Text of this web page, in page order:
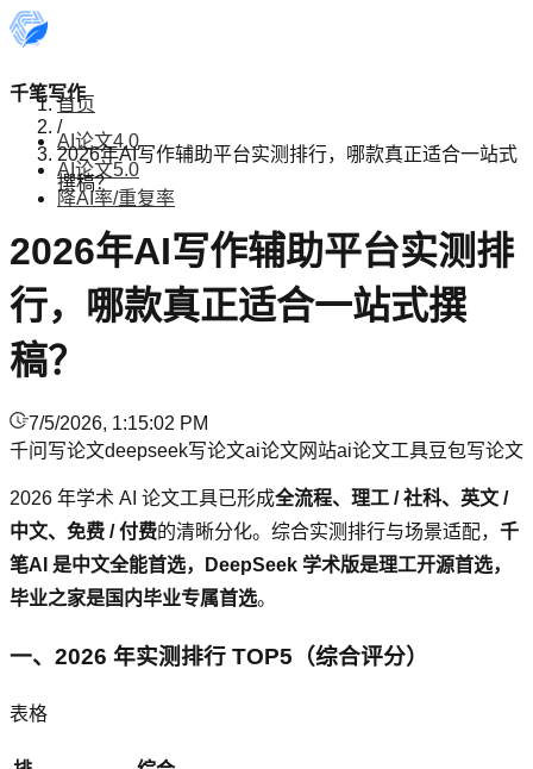
千笔写作
AI论文4.0
AI论文5.0
降AI率/重复率
首页
/
2026年AI写作辅助平台实测排行，哪款真正适合一站式
撰稿？
2026年AI写作辅助平台实测排
行，哪款真正适合一站式撰
稿？
7/5/2026, 1:15:02 PM
千问写论文deepseek写论文ai论文网站ai论文工具豆包写论文
2026 年学术 AI 论文工具已形成全流程、理工 / 社科、英文 /
中文、免费 / 付费的清晰分化。综合实测排行与场景适配， 千
笔AI 是中文全能首选，DeepSeek 学术版是理工开源首选，
毕业之家是国内毕业专属首选。
一、2026 年实测排行 TOP5（综合评分）
表格